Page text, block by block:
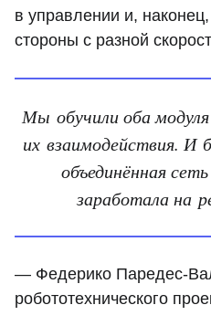
в управлении и,
стороны с разной
Мы обучили оба
их взаимодействия. И
объединённая
заработала на
— Федерико Паредес-
робототехнического